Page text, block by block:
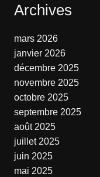
Archives
mars 2026
janvier 2026
décembre 2025
novembre 2025
octobre 2025
septembre 2025
août 2025
juillet 2025
juin 2025
mai 2025